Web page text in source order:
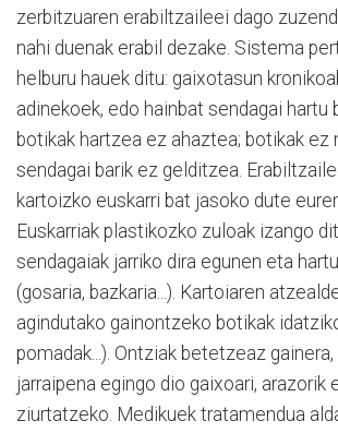
zerbitzuaren erabiltzaileei dago
nahi duenak erabil dezake. Sistema
helburu hauek ditu: gaixotasun
adinekoek, edo hainbat sendagai hartu
botikak hartzea ez ahaztea; botikak ez
sendagai barik ez gelditzea.
kartoizko euskarri bat jasoko dute
Euskarriak plastikozko zuloak izango
sendagaiak jarriko dira egunen eta
(gosaria, bazkaria...). Kartoiaren
agindutako gainontzeko botikak
pomadak...). Ontziak betetzeaz
jarraipena egingo dio gaixoari, arazorik
ziurtatzeko. Medikuek tratamendua